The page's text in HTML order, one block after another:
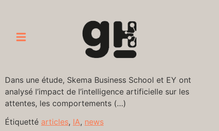
Dans une étude, Skema Business School et EY ont
analysé l’impact de l’intelligence artificielle sur les
attentes, les comportements (…)
Étiquetté articles, IA, news